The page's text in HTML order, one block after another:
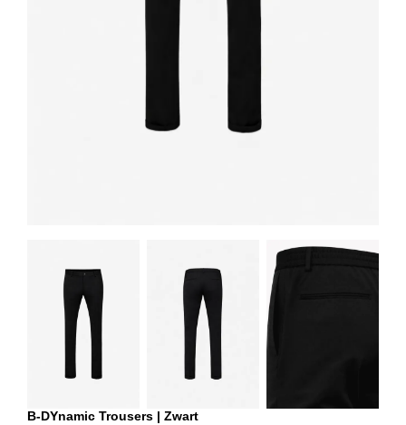
B-DYnamic Trousers | Zwart